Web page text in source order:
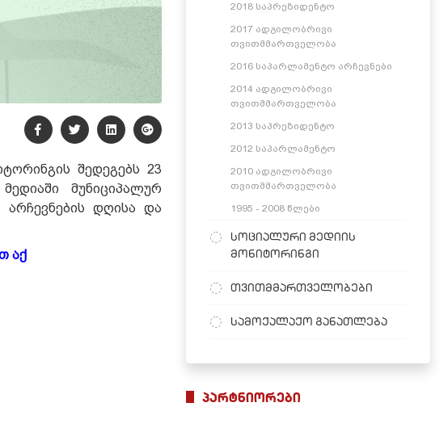
შედეგებს 23
მუნიციპალურ
დღისა და
აქ
2018 საპრეზიდენტო
2017 ადგილობრივი
თვითმმართველობა
2016 საპარლამენტო არჩევნები
2014 ადგილობრივი
თვითმმართველობა
2013 საპრეზიდენტო
2012 საპარლამენტო
2010 ადგილობრივი
თვითმმართველობა
1995 - 2008 წლები
სოციალური მედიის
მონიტორინგი
თვითმმართველობები
სამოქალაქო განათლება
პარტნიორები